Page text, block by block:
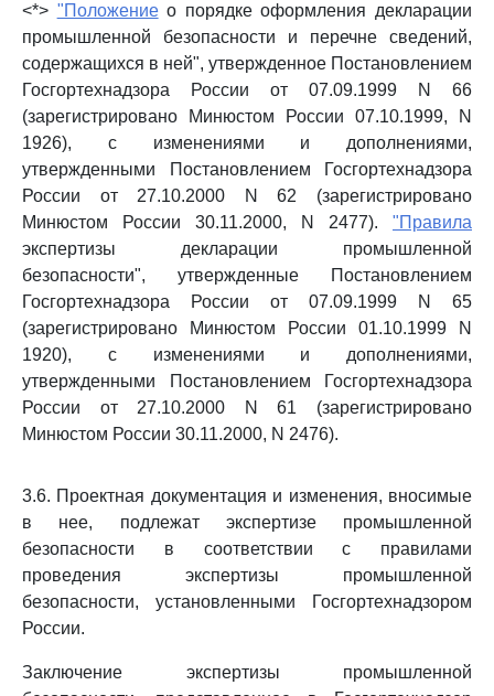
<*> "Положениео порядке оформления декларации
промышленной безопасности и перечне сведений,
содержащихся в ней", утвержденное Постановлением
Госгортехнадзора России от 07.09.1999 N 66
(зарегистрировано Минюстом России 07.10.1999, N
1926), с изменениями и дополнениями,
утвержденными Постановлением Госгортехнадзора
России от 27.10.2000 N 62 (зарегистрировано
Минюстом России 30.11.2000, N 2477). "Правила
экспертизы декларации промышленной
безопасности", утвержденные Постановлением
Госгортехнадзора России от 07.09.1999 N 65
(зарегистрировано Минюстом России 01.10.1999 N
1920), с изменениями и дополнениями,
утвержденными Постановлением Госгортехнадзора
России от 27.10.2000 N 61 (зарегистрировано
Минюстом России 30.11.2000, N 2476).
3.6. Проектная документация и изменения, вносимые
в нее, подлежат экспертизе промышленной
безопасности в соответствии с правилами
проведения экспертизы промышленной
безопасности, установленными Госгортехнадзором
России.
Заключение экспертизы промышленной